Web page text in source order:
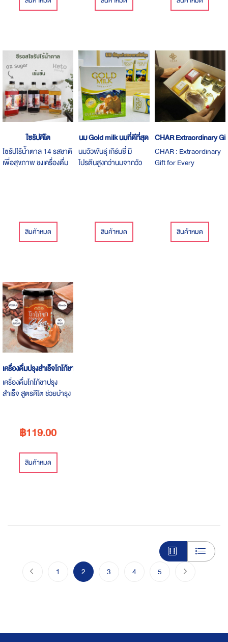
ไซรัปคีโต
ไซรัปไร้น้ำตาล 14 รสชาติ
เพื่อสุขภาพ ชงเครื่องดื่ม
สินค้าหมด
นม Gold milk นมที่ดีที่สุด
นมวัวพันธุ์ เกิร์นซี่ มี
โปรตีนสูงกว่านมจากวัว
สินค้าหมด
CHAR Extraordinary
CHAR : Extraordinary
Gift for Every
สินค้าหมด
เครื่องดื่มปรุงสำเร็จโกโก้ชา ชนิดผง
เครื่องดื่มโกโก้ชาปรุง
สำเร็จ สูตรคีโต ช่วยบำรุง
฿119.00
สินค้าหมด
Page ก่อนหน้าPage
1 You're currently reading page
2 Page
3 Page
4 Page
5